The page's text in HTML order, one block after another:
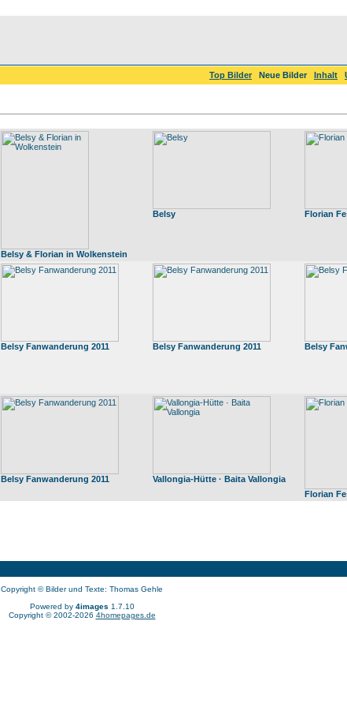
Top Bilder Neue Bilder Inhalt
Belsy & Florian in Wolkenstein
Belsy Florian
Belsy Fanwanderung 2011 Belsy Fanwanderung 2011 Belsy
Belsy Fanwanderung 2011
Vallongia-Hütte · Baita Vallongia
Florian
Copyright © Bilder und Texte: Thomas Gehle
Powered by 4images 1.7.10
Copyright © 2002-2026 4homepages.de